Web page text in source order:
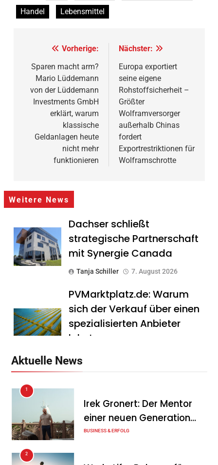
Handel
Lebensmittel
Beitragsnavigation
Vorherige:
Sparen macht arm?
Mario Lüddemann
von der Lüddemann
Investments GmbH
erklärt, warum
klassische
Geldanlagen heute
nicht mehr
funktionieren
Nächster:
Europa exportiert
seine eigene
Rohstoffsicherheit –
Größter
Wolframversorger
außerhalb Chinas
fordert
Exportrestriktionen für
Wolframschrotte
Weitere News
Dachser schließt
strategische Partnerschaft
mit Synergie Canada
Tanja Schiller 7. August 2026
PVMarktplatz.de: Warum
sich der Verkauf über einen
spezialisierten Anbieter
lohnt
Mitarbeitergespräch pro
Jahr nichts verändert – und
was stattdessen
Verbindlichkeit schafft
Aktuelle News
1
Irek Gronert: Der Mentor
einer neuen Generation
von Unternehmern
BUSINESS & ERFOLG
2